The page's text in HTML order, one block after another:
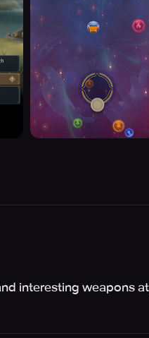
interesting weapons